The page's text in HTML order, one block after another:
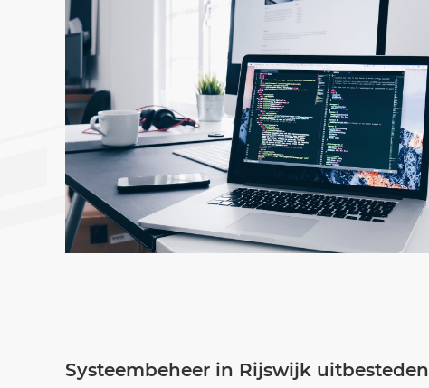
Systeembeheer in Rijswijk uitbesteden